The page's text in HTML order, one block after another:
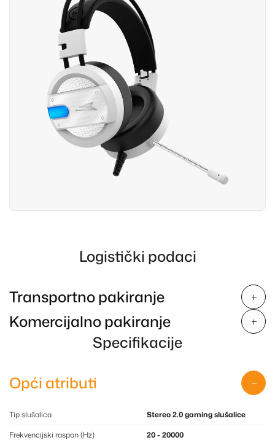
Logistički podaci
Transportno pakiranje
Komercijalno pakiranje
Specifikacije
Opći atributi
Tip slušalica
Stereo 2.0 gaming slušalice
Frekvencijski raspon (Hz)
20 - 20000